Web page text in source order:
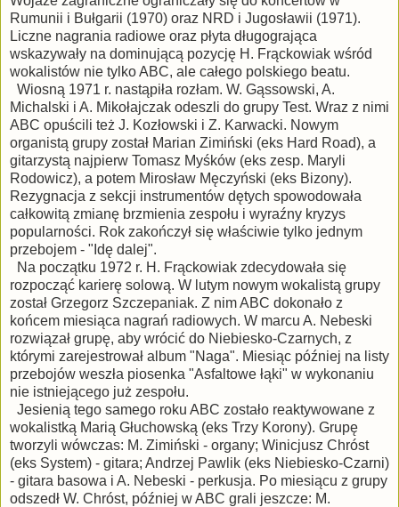
Rumunii i Bułgarii (1970) oraz NRD i Jugosławii (1971).
Liczne nagrania radiowe oraz płyta długogrająca
wskazywały na dominującą pozycję H. Frąckowiak wśród
wokalistów nie tylko ABC, ale całego polskiego beatu.
Wiosną 1971 r. nastąpiła rozłam. W. Gąssowski, A.
Michalski i A. Mikołajczak odeszli do grupy Test. Wraz z nimi
ABC opuścili też J. Kozłowski i Z. Karwacki. Nowym
organistą grupy został Marian Zimiński (eks Hard Road), a
gitarzystą najpierw Tomasz Myśków (eks zesp. Maryli
Rodowicz), a potem Mirosław Męczyński (eks Bizony).
Rezygnacja z sekcji instrumentów dętych spowodowała
całkowitą zmianę brzmienia zespołu i wyraźny kryzys
popularności. Rok zakończył się właściwie tylko jednym
przebojem - "Idę dalej".
Na początku 1972 r. H. Frąckowiak zdecydowała się
rozpocząć karierę solową. W lutym nowym wokalistą grupy
został Grzegorz Szczepaniak. Z nim ABC dokonało z
końcem miesiąca nagrań radiowych. W marcu A. Nebeski
rozwiązał grupę, aby wrócić do Niebiesko-Czarnych, z
którymi zarejestrował album "Naga". Miesiąc później na listy
przebojów weszła piosenka "Asfaltowe łąki" w wykonaniu
nie istniejącego już zespołu.
Jesienią tego samego roku ABC zostało reaktywowane z
wokalistką Marią Głuchowską (eks Trzy Korony). Grupę
tworzyli wówczas: M. Zimiński - organy; Winicjusz Chróst
(eks System) - gitara; Andrzej Pawlik (eks Niebiesko-Czarni)
- gitara basowa i A. Nebeski - perkusja. Po miesiącu z grupy
odszedł W. Chróst, później w ABC grali jeszcze: M.